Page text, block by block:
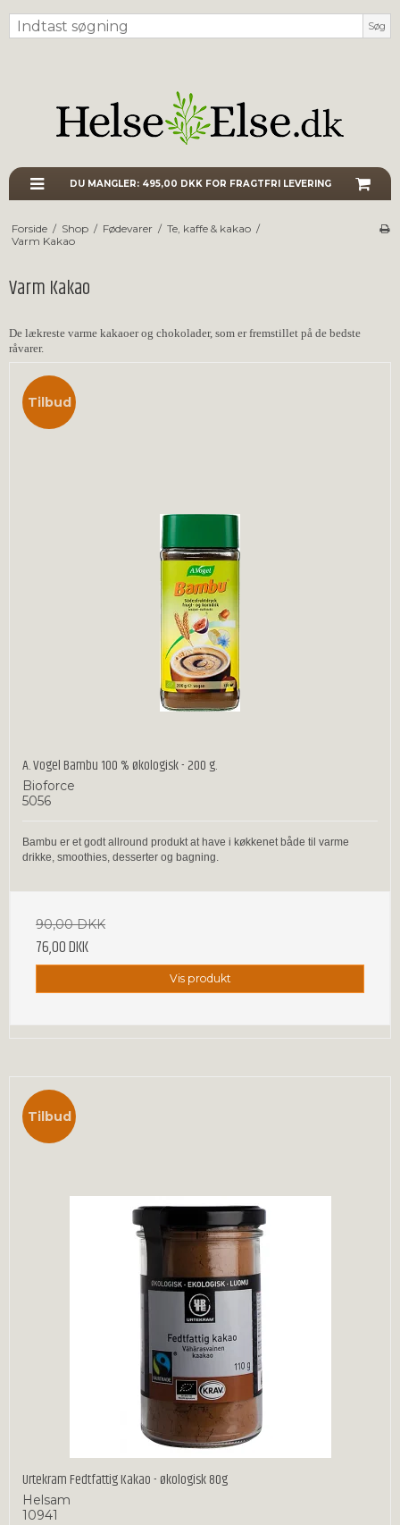
Søg
DU MANGLER: 495,00 DKK FOR FRAGTFRI LEVERING
Forside / Shop / Fødevarer / Te, kaffe & kakao /
Varm Kakao
Varm Kakao
De lækreste varme kakaoer og chokolader, som er fremstillet på de bedste
råvarer.
Tilbud
A. Vogel Bambu 100 % økologisk - 200 g.
Bioforce
5056
Bambu er et godt allround produkt at have i køkkenet både til varme
drikke, smoothies, desserter og bagning.
90,00 DKK
76,00 DKK
Vis produkt
Tilbud
Urtekram Fedtfattig Kakao - økologisk 80g
Helsam
10941